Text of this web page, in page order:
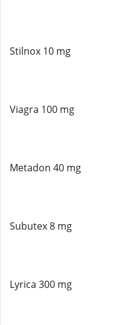
Stilnox 10 mg
Viagra 100 mg
Metadon 40 mg
Subutex 8 mg
Lyrica 300 mg